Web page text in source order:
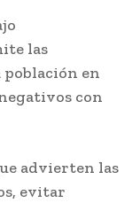
las
población en
con
advierten las
evitar